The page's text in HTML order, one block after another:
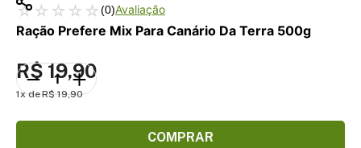
☆☆ ☆ ☆ ☆(0)
Ração Prefere Mix Para Canário Da Terra 500g
R$19,90
1 R$ 19,90
COMPRAR